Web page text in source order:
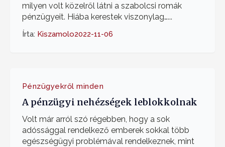
milyen volt közelről látni a szabolcsi romák
pénzügyeit. Hiába kerestek viszonylag…...
Írta: Kiszamolo2022-11-06
Pénzügyekről minden
A pénzügyi nehézségek leblokkolnak
Volt már arról szó régebben, hogy a sok
adóssággal rendelkező emberek sokkal több
egészségügyi problémával rendelkeznek, mint